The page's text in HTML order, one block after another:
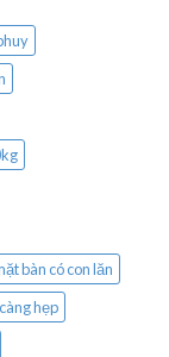
bàn có con lăn
hẹp